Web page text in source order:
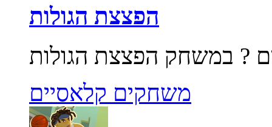
הפצצת הגולות
משחקים קלאסיים